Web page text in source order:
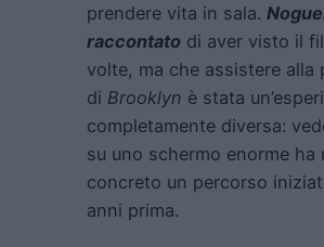
prendere vita in sala.
raccontato di aver visto il
volte, ma che assistere alla
di Brooklyn è stata
completamente diversa:
su uno schermo enorme ha
concreto un percorso
anni prima.